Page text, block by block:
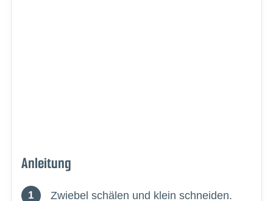
Anleitung
Zwiebel schälen und klein schneiden.